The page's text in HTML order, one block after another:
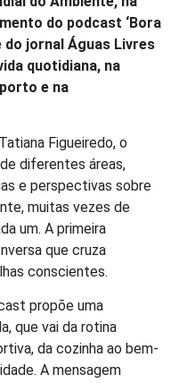
do podcast ‘Bora
do jornal Águas Livres
quotidiana, na
e na
Figueiredo, o
diferentes áreas,
e perspectivas sobre
muitas vezes de
um. A primeira
que cruza
conscientes.
propõe uma
que vai da rotina
da cozinha ao bem-
A mensagem